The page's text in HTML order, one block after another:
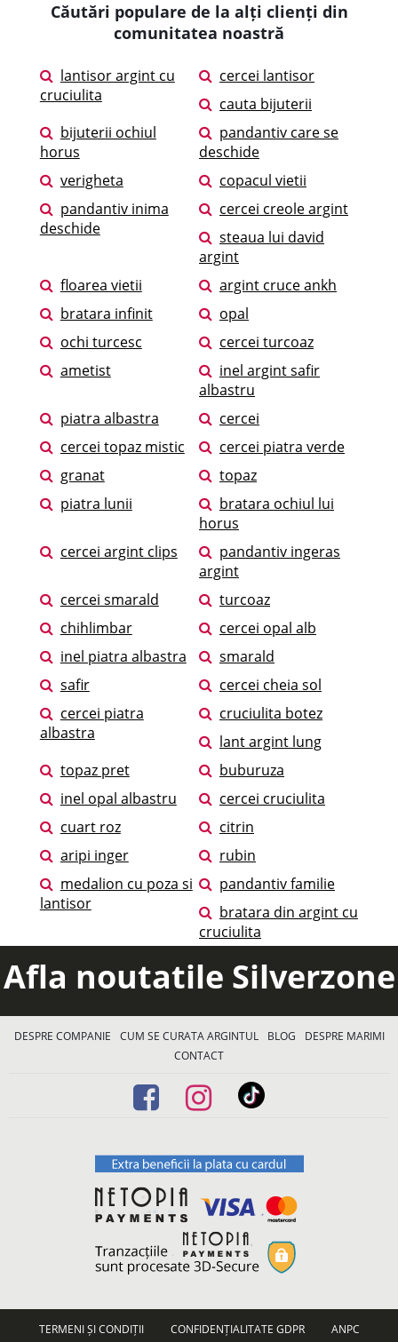
Căutări populare de la alți clienți din
comunitatea noastră
lantisor argint cu
cruciulita
cercei lantisor
cauta bijuterii
bijuterii ochiul
horus
pandantiv care se
deschide
verigheta
copacul vietii
pandantiv inima
deschide
cercei creole argint
steaua lui david
argint
floarea vietii
argint cruce ankh
bratara infinit
opal
ochi turcesc
cercei turcoaz
ametist
inel argint safir
albastru
piatra albastra
cercei
cercei topaz mistic
cercei piatra verde
granat
topaz
piatra lunii
bratara ochiul lui
horus
cercei argint clips
pandantiv ingeras
argint
cercei smarald
turcoaz
chihlimbar
cercei opal alb
inel piatra albastra
smarald
safir
cercei cheia sol
cercei piatra
albastra
cruciulita botez
lant argint lung
topaz pret
buburuza
inel opal albastru
cercei cruciulita
cuart roz
citrin
aripi inger
rubin
medalion cu poza si
lantisor
pandantiv familie
bratara din argint cu
cruciulita
Afla noutatile Silverzone
DESPRE COMPANIE CUM SE CURATA ARGINTUL BLOG
DESPRE MARIMI
CONTACT
TERMENI ȘI CONDIȚII CONFIDENȚIALITATE GDPR
ANPC